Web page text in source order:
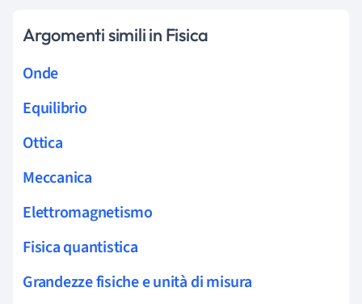
Argomenti simili in Fisica
Onde
Equilibrio
Ottica
Meccanica
Elettromagnetismo
Fisica quantistica
Grandezze fisiche e unità di misura